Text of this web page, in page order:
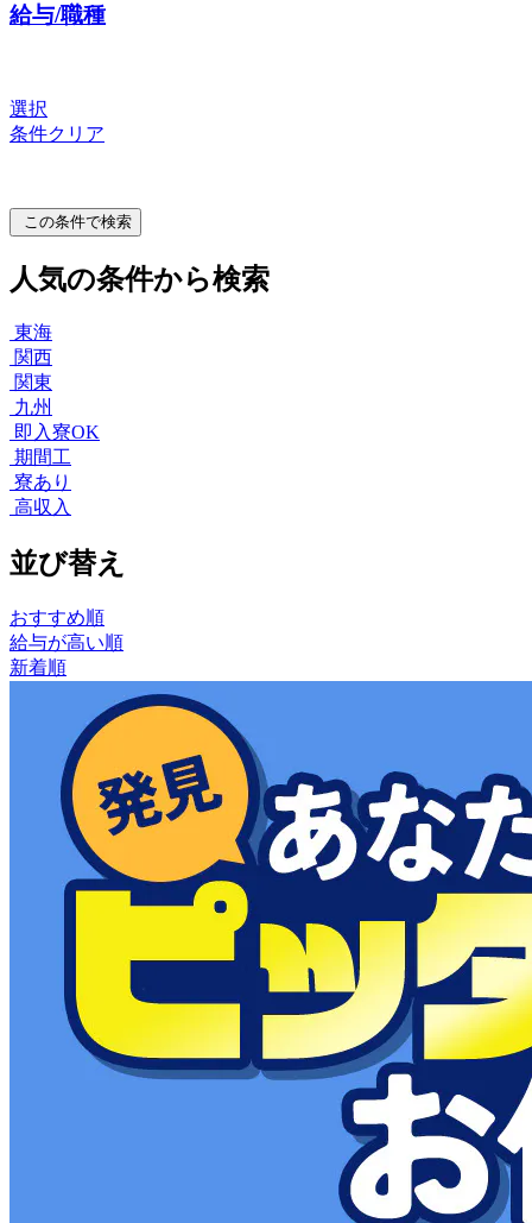
給与/職種
選択
条件クリア
この条件で検索
人気の条件から検索
東海
関西
関東
九州
即入寮OK
期間工
寮あり
高収入
並び替え
おすすめ順
給与が高い順
新着順